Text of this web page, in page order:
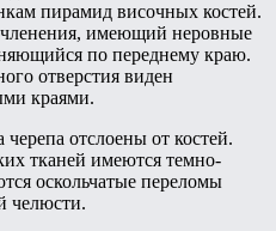
пирамид височных костей.
имеющий неровные
по переднему краю.
отверстия виден
краями.
отслоены от костей.
тканей имеются темно-
оскольчатые переломы
челюсти.